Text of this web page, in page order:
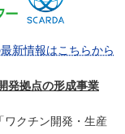
新情報はこちらから
発拠点の形成事業
クチン開発・生産